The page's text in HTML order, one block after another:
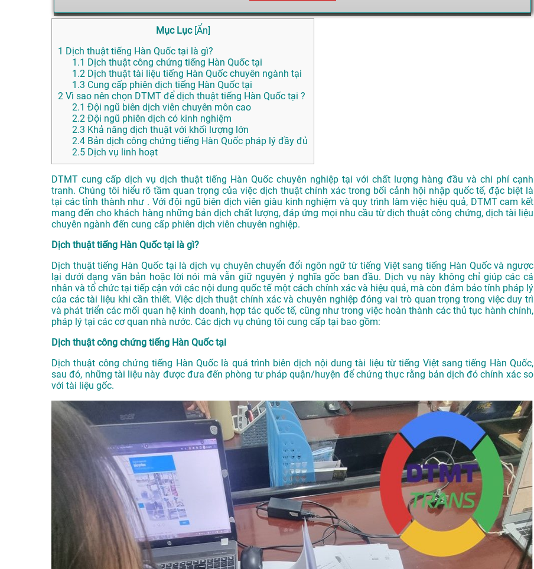
Mục Lục [Ẩn]
1 Dịch thuật tiếng Hàn Quốc tại là gì?
1.1 Dịch thuật công chứng tiếng Hàn Quốc tại
1.2 Dịch thuật tài liệu tiếng Hàn Quốc chuyên ngành tại
1.3 Cung cấp phiên dịch tiếng Hàn Quốc tại
2 Vì sao nên chọn DTMT để dịch thuật tiếng Hàn Quốc tại ?
2.1 Đội ngũ biên dịch viên chuyên môn cao
2.2 Đội ngũ phiên dịch có kinh nghiệm
2.3 Khả năng dịch thuật với khối lượng lớn
2.4 Bản dịch công chứng tiếng Hàn Quốc pháp lý đầy đủ
2.5 Dịch vụ linh hoạt
DTMT cung cấp dịch vụ dịch thuật tiếng Hàn Quốc chuyên nghiệp tại với chất lượng hàng đầu và chi phí cạnh
tranh. Chúng tôi hiểu rõ tầm quan trọng của việc dịch thuật chính xác trong bối cảnh hội nhập quốc tế, đặc biệt là
tại các tỉnh thành như . Với đội ngũ biên dịch viên giàu kinh nghiệm và quy trình làm việc hiệu quả, DTMT cam kết
mang đến cho khách hàng những bản dịch chất lượng, đáp ứng mọi nhu cầu từ dịch thuật công chứng, dịch tài liệu
chuyên ngành đến cung cấp phiên dịch viên chuyên nghiệp.
Dịch thuật tiếng Hàn Quốc tại là gì?
Dịch thuật tiếng Hàn Quốc tại là dịch vụ chuyên chuyển đổi ngôn ngữ từ tiếng Việt sang tiếng Hàn Quốc và ngược
lại dưới dạng văn bản hoặc lời nói mà vẫn giữ nguyên ý nghĩa gốc ban đầu. Dịch vụ này không chỉ giúp các cá
nhân và tổ chức tại tiếp cận với các nội dung quốc tế một cách chính xác và hiệu quả, mà còn đảm bảo tính pháp lý
của các tài liệu khi cần thiết. Việc dịch thuật chính xác và chuyên nghiệp đóng vai trò quan trọng trong việc duy trì
và phát triển các mối quan hệ kinh doanh, hợp tác quốc tế, cũng như trong việc hoàn thành các thủ tục hành chính,
pháp lý tại các cơ quan nhà nước. Các dịch vụ chúng tôi cung cấp tại bao gồm:
Dịch thuật công chứng tiếng Hàn Quốc tại
Dịch thuật công chứng tiếng Hàn Quốc là quá trình biên dịch nội dung tài liệu từ tiếng Việt sang tiếng Hàn Quốc,
sau đó, những tài liệu này được đưa đến phòng tư pháp quận/huyện để chứng thực rằng bản dịch đó chính xác so
với tài liệu gốc.